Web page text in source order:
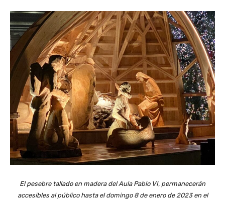
El pesebre tallado en madera del Aula Pablo VI, permanecerán
accesibles al público hasta el domingo 8 de enero de 2023 en el